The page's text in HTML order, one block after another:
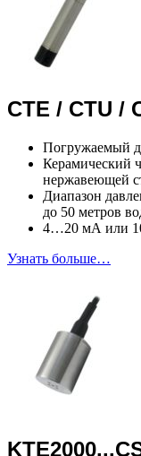
CTE / CTU /
Погружаемый
Керамический
нержавеющей
Диапазон
до 50 метров
4…20 мА или
Узнать больше…